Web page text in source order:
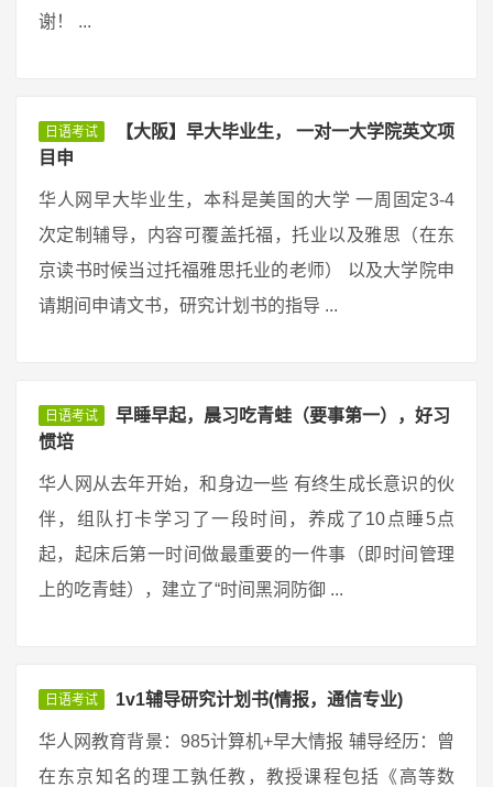
谢！ ...
日语考试
【大阪】早大毕业生， 一对一大学院英文项
目申
华人网早大毕业生，本科是美国的大学 一周固定3-4
次定制辅导，内容可覆盖托福，托业以及雅思（在东
京读书时候当过托福雅思托业的老师） 以及大学院申
请期间申请文书，研究计划书的指导 ...
日语考试
早睡早起，晨习吃青蛙（要事第一），好习
惯培
华人网从去年开始，和身边一些 有终生成长意识的伙
伴，组队打卡学习了一段时间，养成了10点睡5点
起，起床后第一时间做最重要的一件事（即时间管理
上的吃青蛙），建立了“时间黑洞防御 ...
日语考试 1v1辅导研究计划书(情报，通信专业)
华人网教育背景：985计算机+早大情报 辅导经历：曾
在东京知名的理工孰任教，教授课程包括《高等数